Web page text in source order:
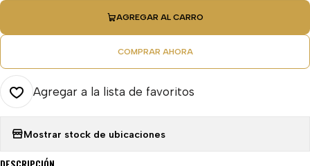
AGREGAR AL CARRO
COMPRAR AHORA
Agregar a la lista de favoritos
Mostrar stock de ubicaciones